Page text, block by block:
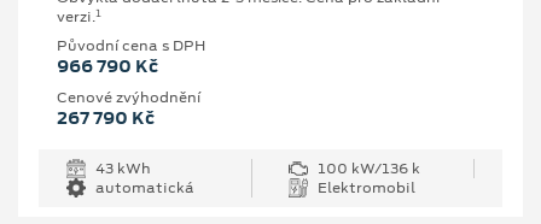
verzi.1
Původní cena s DPH
966 790 Kč
Cenové zvýhodnění
267 790 Kč
43 kWh
100 kW/136 k
automatická
Elektromobil